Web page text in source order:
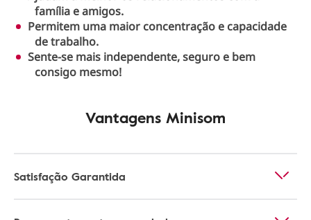
família e amigos.
Permitem uma maior concentração e capacidade
de trabalho.
Sente-se mais independente, seguro e bem
consigo mesmo!
Vantagens Minisom
Satisfação Garantida